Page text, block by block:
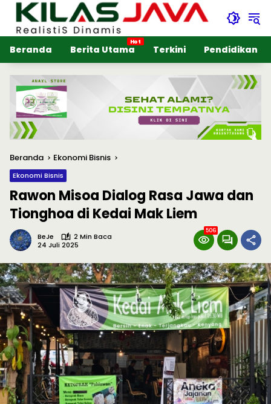
Langsung
konten
Beranda
Berita Utama Terkini Pendidikan
Beranda Ekonomi Bisnis
Ekonomi Bisnis
Rawon Misoa Dialog Rasa Jawa dan
Tionghoa di Kedai Mak Liem
BeJe
2 Min Baca
24 Juli 2025
506